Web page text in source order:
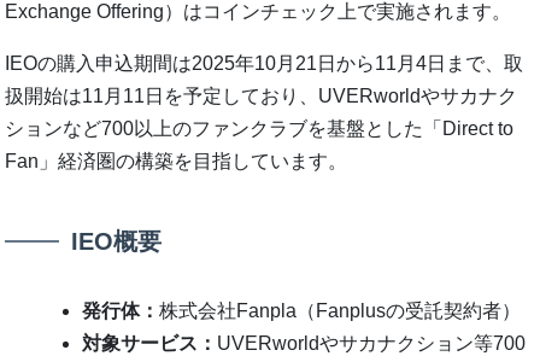
Exchange Offering）はコインチェック上で実施されます。
IEOの購入申込期間は2025年10月21日から11月4日まで、取
扱開始は11月11日を予定しており、UVERworldやサカナク
ションなど700以上のファンクラブを基盤とした「Direct to
Fan」経済圏の構築を目指しています。
IEO概要
発行体：株式会社Fanpla（Fanplusの受託契約者）
対象サービス： UVERworldやサカナクション等700